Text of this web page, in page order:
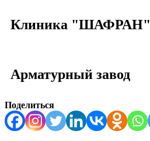
Клиника "ШАФРАН"
Арматурный завод
Поделиться